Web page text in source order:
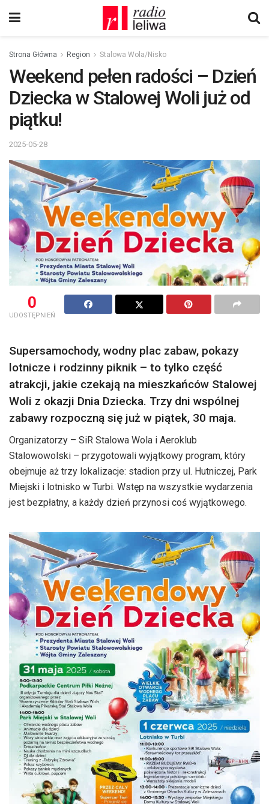
Strona Główna Region Stalowa Wola/Nisko
Weekend pełen radości – Dzień
Dziecka w Stalowej Woli już od
piątku!
2025-05-28
0
UDOSTĘPNIEŃ
Supersamochody, wodny plac zabaw, pokazy
lotnicze i rodzinny piknik – to tylko część
atrakcji, jakie czekają na mieszkańców Stalowej
Woli z okazji Dnia Dziecka. Trzy dni wspólnej
zabawy rozpoczną się już w piątek, 30 maja.
Organizatorzy – SiR Stalowa Wola i Aeroklub
Stalowowolski – przygotowali wyjątkowy program, który
obejmuje aż trzy lokalizacje: stadion przy ul. Hutniczej, Park
Miejski i lotnisko w Turbi. Wstęp na wszystkie wydarzenia
jest bezpłatny, a każdy dzień przynosi coś wyjątkowego.